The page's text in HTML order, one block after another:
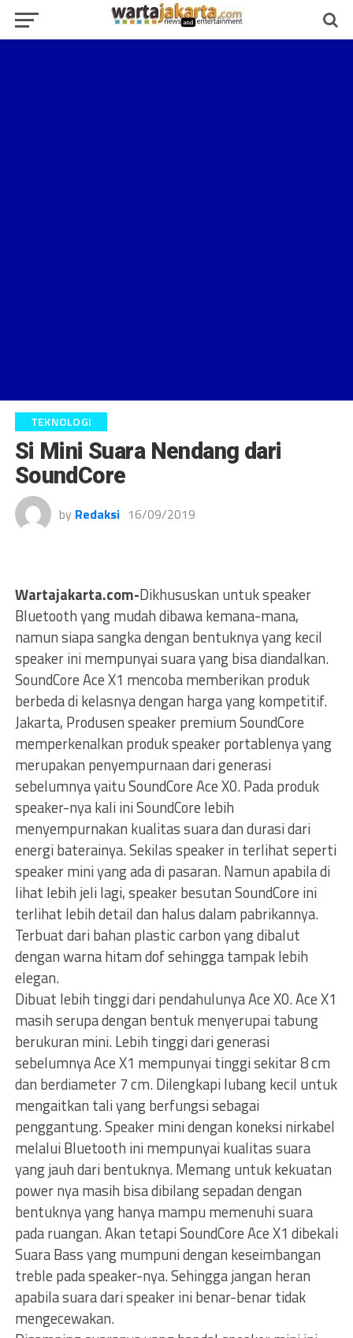
TEKNOLOGI
Si Mini Suara Nendang dari
SoundCore
by Redaksi 16/09/2019
Wartajakarta.com-Dikhususkan untuk speaker
Bluetooth yang mudah dibawa kemana-mana,
namun siapa sangka dengan bentuknya yang kecil
speaker ini mempunyai suara yang bisa diandalkan.
SoundCore Ace X1 mencoba memberikan produk
berbeda di kelasnya dengan harga yang kompetitif.
Jakarta, Produsen speaker premium SoundCore
memperkenalkan produk speaker portablenya yang
merupakan penyempurnaan dari generasi
sebelumnya yaitu SoundCore Ace X0. Pada produk
speaker-nya kali ini SoundCore lebih
menyempurnakan kualitas suara dan durasi dari
energi baterainya. Sekilas speaker in terlihat seperti
speaker mini yang ada di pasaran. Namun apabila di
lihat lebih jeli lagi, speaker besutan SoundCore ini
terlihat lebih detail dan halus dalam pabrikannya.
Terbuat dari bahan plastic carbon yang dibalut
dengan warna hitam dof sehingga tampak lebih
elegan.
Dibuat lebih tinggi dari pendahulunya Ace X0. Ace X1
masih serupa dengan bentuk menyerupai tabung
berukuran mini. Lebih tinggi dari generasi
sebelumnya Ace X1 mempunyai tinggi sekitar 8 cm
dan berdiameter 7 cm. Dilengkapi lubang kecil untuk
mengaitkan tali yang berfungsi sebagai
penggantung. Speaker mini dengan koneksi nirkabel
melalui Bluetooth ini mempunyai kualitas suara
yang jauh dari bentuknya. Memang untuk kekuatan
power nya masih bisa dibilang sepadan dengan
bentuknya yang hanya mampu memenuhi suara
pada ruangan. Akan tetapi SoundCore Ace X1 dibekali
Suara Bass yang mumpuni dengan keseimbangan
treble pada speaker-nya. Sehingga jangan heran
apabila suara dari speaker ini benar-benar tidak
mengecewakan.